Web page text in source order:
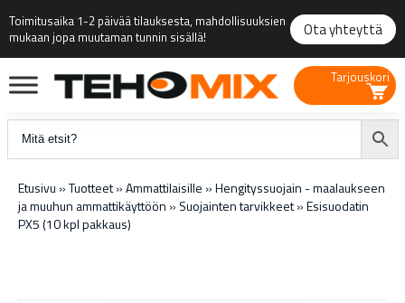
Toimitusaika 1-2 päivää tilauksesta, mahdollisuuksien
mukaan jopa muutaman tunnin sisällä!
Ota yhteyttä
Tarjouskori
Etusivu »Tuotteet»Ammattilaisille »Hengityssuojain - maalaukseen
ja muuhun ammattikäyttöön » Suojainten tarvikkeet»Esisuodatin
PX5 (10 kpl pakkaus)